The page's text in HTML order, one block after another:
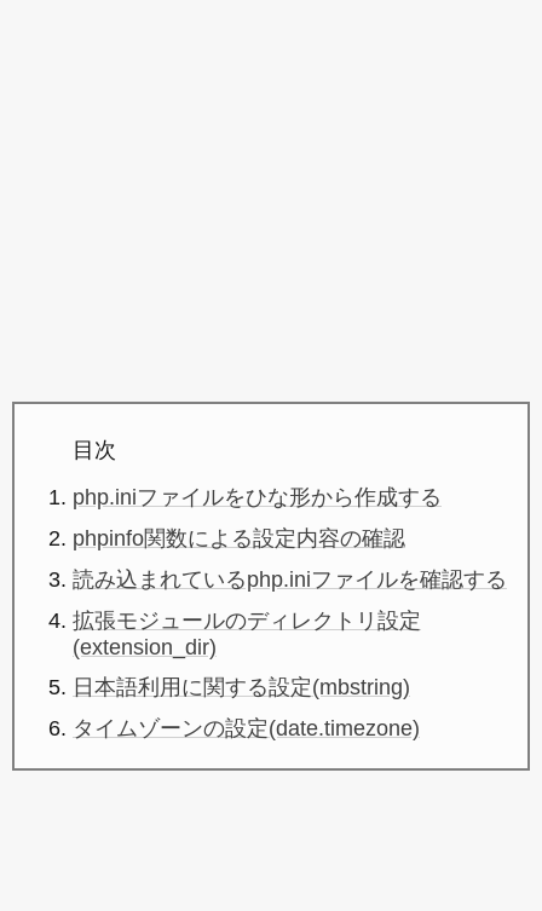
目次
php.iniファイルをひな形から作成する
phpinfo関数による設定内容の確認
読み込まれているphp.iniファイルを確認する
拡張モジュールのディレクトリ設定
(extension_dir)
日本語利用に関する設定(mbstring)
タイムゾーンの設定(date.timezone)